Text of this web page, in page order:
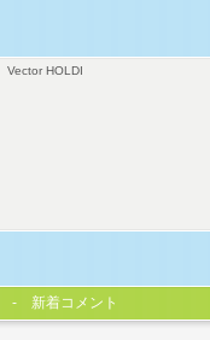
Vector HOLDI
新着コメント